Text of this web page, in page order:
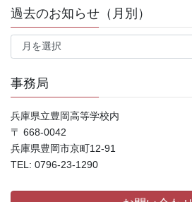
過去のお知らせ（月別）
過
お
知
ら
せ
（月
別）
事務局
兵庫県立豊岡高等学校内
〒 668-0042
兵庫県豊岡市京町12-91
TEL: 0796-23-1290